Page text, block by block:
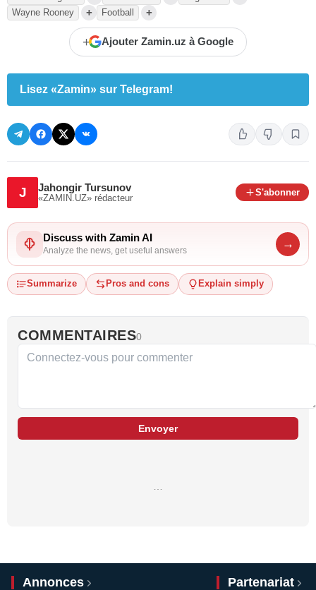
Wayne Rooney + Football +
+ Ajouter Zamin.uz à Google
Lisez «Zamin» sur Telegram!
J Jahongir Tursunov
«ZAMIN.UZ» rédacteur
S'abonner
Discuss with Zamin AI
Analyze the news, get useful answers
→
Summarize Pros and cons Explain simply
COMMENTAIRES0
Envoyer
Annonces Partenariat